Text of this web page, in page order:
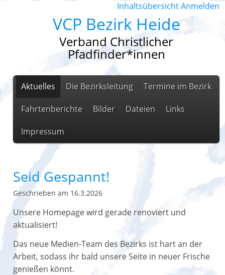
InhaltsübersichtAnmelden
VCP Bezirk Heide
Verband Christlicher
Pfadfinder*innen
Aktuelles Die Bezirksleitung Termine im Bezirk
Fahrtenberichte Bilder Dateien Links
Impressum
Seid Gespannt!
Geschrieben am 16.3.2026
Unsere Homepage wird gerade renoviert und
aktualisiert!
Das neue Medien-Team des Bezirks ist hart an der
Arbeit, sodass ihr bald unsere Seite in neuer Frische
genießen könnt.